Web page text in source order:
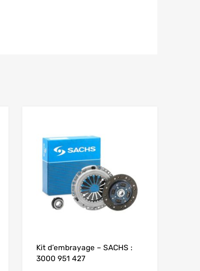
Kit d’embrayage – SACHS :
3000 951 427